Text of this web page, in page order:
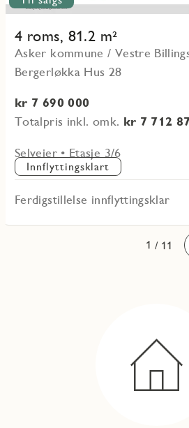
4 roms, 81.2 m²
Asker kommune / Vestre
Bergerløkka Hus 28
kr 7 690 000
Totalpris inkl. omk. kr 7 712
Selveier • Etasje 3/6
Innflyttingsklart
Ferdigstillelse innflyttingsklar
1
2
3
4
5
6
7
8
9
10
11 / 11